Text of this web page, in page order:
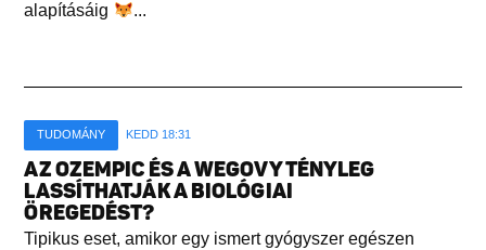
alapításáig
...
TUDOMÁNY KEDD 18:31
AZ OZEMPIC ÉS A WEGOVY TÉNYLEG
LASSÍTHATJÁK A BIOLÓGIAI
ÖREGEDÉST?
Tipikus eset, amikor egy ismert gyógyszer egészen